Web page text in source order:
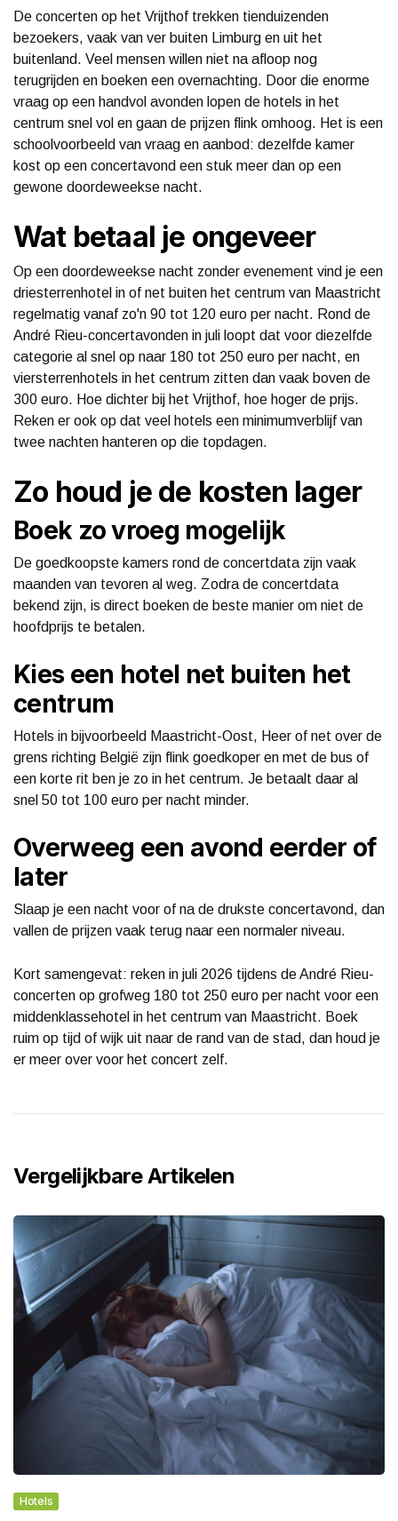
De concerten op het Vrijthof trekken tienduizenden
bezoekers, vaak van ver buiten Limburg en uit het
buitenland. Veel mensen willen niet na afloop nog
terugrijden en boeken een overnachting. Door die enorme
vraag op een handvol avonden lopen de hotels in het
centrum snel vol en gaan de prijzen flink omhoog. Het is een
schoolvoorbeeld van vraag en aanbod: dezelfde kamer
kost op een concertavond een stuk meer dan op een
gewone doordeweekse nacht.
Wat betaal je ongeveer
Op een doordeweekse nacht zonder evenement vind je een
driesterrenhotel in of net buiten het centrum van Maastricht
regelmatig vanaf zo'n 90 tot 120 euro per nacht. Rond de
André Rieu-concertavonden in juli loopt dat voor diezelfde
categorie al snel op naar 180 tot 250 euro per nacht, en
viersterrenhotels in het centrum zitten dan vaak boven de
300 euro. Hoe dichter bij het Vrijthof, hoe hoger de prijs.
Reken er ook op dat veel hotels een minimumverblijf van
twee nachten hanteren op die topdagen.
Zo houd je de kosten lager
Boek zo vroeg mogelijk
De goedkoopste kamers rond de concertdata zijn vaak
maanden van tevoren al weg. Zodra de concertdata
bekend zijn, is direct boeken de beste manier om niet de
hoofdprijs te betalen.
Kies een hotel net buiten het
centrum
Hotels in bijvoorbeeld Maastricht-Oost, Heer of net over de
grens richting België zijn flink goedkoper en met de bus of
een korte rit ben je zo in het centrum. Je betaalt daar al
snel 50 tot 100 euro per nacht minder.
Overweeg een avond eerder of
later
Slaap je een nacht voor of na de drukste concertavond, dan
vallen de prijzen vaak terug naar een normaler niveau.
Kort samengevat: reken in juli 2026 tijdens de André Rieu-
concerten op grofweg 180 tot 250 euro per nacht voor een
middenklassehotel in het centrum van Maastricht. Boek
ruim op tijd of wijk uit naar de rand van de stad, dan houd je
er meer over voor het concert zelf.
Vergelijkbare Artikelen
Hotels